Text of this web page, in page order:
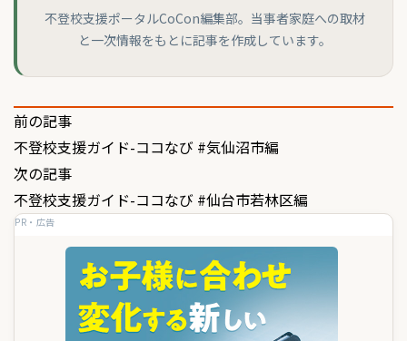
不登校支援ポータルCoCon編集部。当事者家庭への取材
と一次情報をもとに記事を作成しています。
投
稿
ナ
ビ
前の記事
不登校支援ガイド-ココなび #気仙沼市編
次の記事
不登校支援ガイド-ココなび #仙台市若林区編
PR・広告